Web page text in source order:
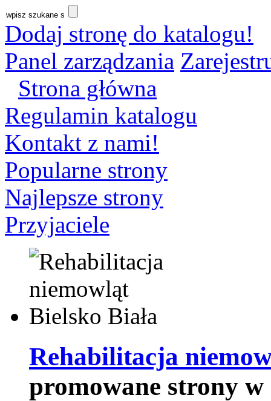
Dodaj stronę do katalogu!
Panel zarządzania
Strona główna
Regulamin katalogu
Kontakt z nami!
Popularne strony
Najlepsze strony
Przyjaciele
Rehabilitacja
promowane strony